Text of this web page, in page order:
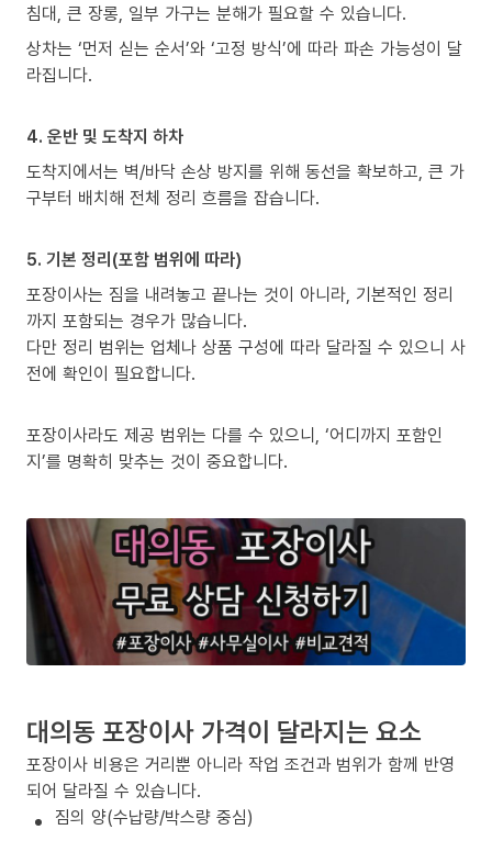
침대, 큰 장롱, 일부 가구는 분해가 필요할 수 있습니다.
상차는 ‘먼저 싣는 순서’와 ‘고정 방식’에 따라 파손 가능성이 달
라집니다.
4. 운반 및 도착지 하차
도착지에서는 벽/바닥 손상 방지를 위해 동선을 확보하고, 큰 가
구부터 배치해 전체 정리 흐름을 잡습니다.
5. 기본 정리(포함 범위에 따라)
포장이사는 짐을 내려놓고 끝나는 것이 아니라, 기본적인 정리
까지 포함되는 경우가 많습니다.
다만 정리 범위는 업체나 상품 구성에 따라 달라질 수 있으니 사
전에 확인이 필요합니다.
포장이사라도 제공 범위는 다를 수 있으니, ‘어디까지 포함인
지’를 명확히 맞추는 것이 중요합니다.
대의동 포장이사 가격이 달라지는 요소
포장이사 비용은 거리뿐 아니라 작업 조건과 범위가 함께 반영
되어 달라질 수 있습니다.
짐의 양(수납량/박스량 중심)